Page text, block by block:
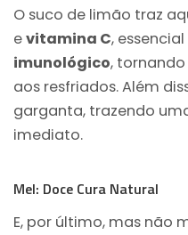
O suco de limão traz
evitamina C,
imunológico,
aos resfriados. Além
garganta, trazendo
imediato.
Mel: Doce Cura Natural
E, por último, mas não